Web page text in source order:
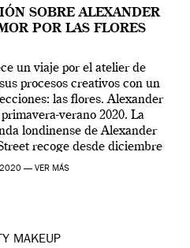
SOBRE ALEXANDER
POR LAS FLORES
un viaje por el atelier de
procesos creativos con un
las flores. Alexander
primavera-verano 2020. La
londinense de Alexander
recoge desde diciembre
final de abril […]
— VER MÁS
MAKEUP